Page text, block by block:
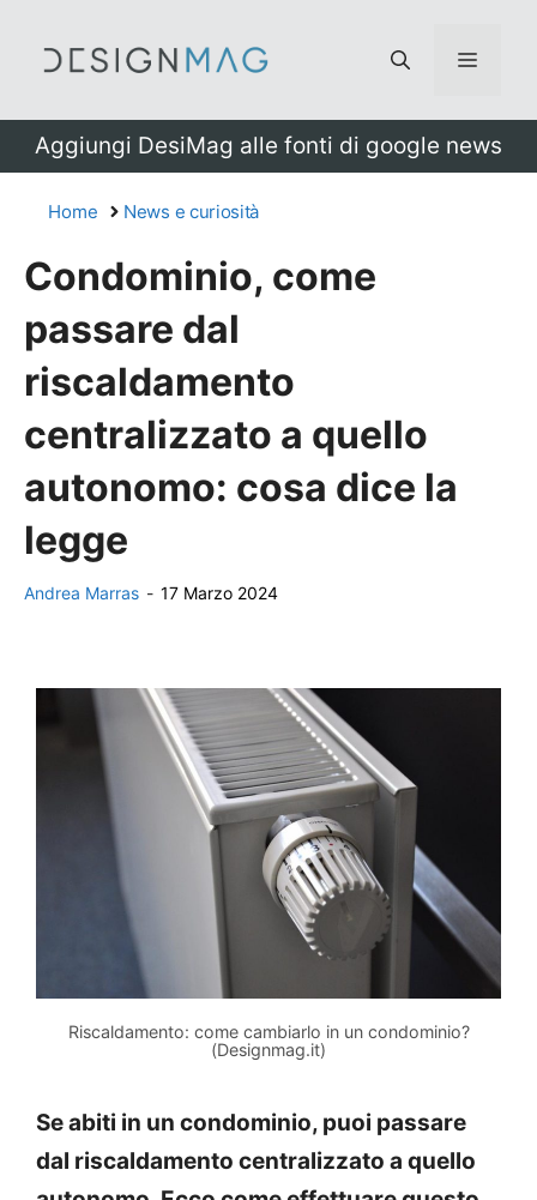
Menu
Aggiungi DesiMag alle fonti di google news
Home News e curiosità
Condominio, come
passare dal
riscaldamento
centralizzato a quello
autonomo: cosa dice la
legge
Andrea Marras - 17 Marzo 2024
Riscaldamento: come cambiarlo in un condominio?
(Designmag.it)
Se abiti in un condominio, puoi passare
dal riscaldamento centralizzato a quello